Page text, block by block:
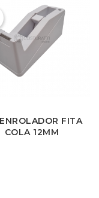
FITA
COLA 12MM